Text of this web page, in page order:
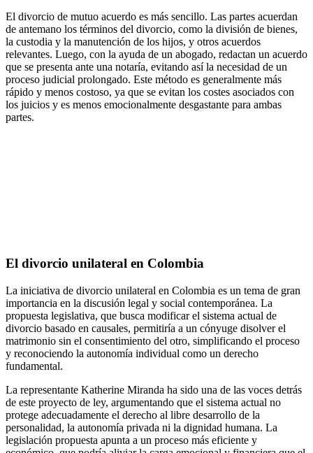
El divorcio de mutuo acuerdo es más sencillo. Las partes acuerdan
de antemano los términos del divorcio, como la división de bienes,
la custodia y la manutención de los hijos, y otros acuerdos
relevantes. Luego, con la ayuda de un abogado, redactan un acuerdo
que se presenta ante una notaría, evitando así la necesidad de un
proceso judicial prolongado. Este método es generalmente más
rápido y menos costoso, ya que se evitan los costes asociados con
los juicios y es menos emocionalmente desgastante para ambas
partes.
El divorcio unilateral en Colombia
La iniciativa de divorcio unilateral en Colombia es un tema de gran
importancia en la discusión legal y social contemporánea. La
propuesta legislativa, que busca modificar el sistema actual de
divorcio basado en causales, permitiría a un cónyuge disolver el
matrimonio sin el consentimiento del otro, simplificando el proceso
y reconociendo la autonomía individual como un derecho
fundamental.
La representante Katherine Miranda ha sido una de las voces detrás
de este proyecto de ley, argumentando que el sistema actual no
protege adecuadamente el derecho al libre desarrollo de la
personalidad, la autonomía privada ni la dignidad humana. La
legislación propuesta apunta a un proceso más eficiente y